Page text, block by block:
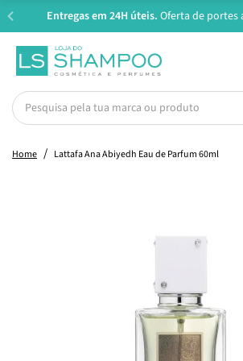
Entregas em 24H úteis. Oferta de portes
Home Lattafa Ana Abiyedh Eau de Parfum 60ml